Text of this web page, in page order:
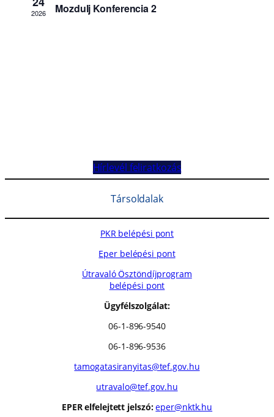
Hírlevél feliratkozás
Társoldalak
PKR belépési pont
Eper belépési pont
Útravaló Ösztöndíjprogram
belépési pont
Ügyfélszolgálat:
06-1-896-9540
06-1-896-9536
tamogatasiranyitas@tef.gov.hu
utravalo@tef.gov.hu
EPER elfelejtett jelszó: eper@nktk.hu